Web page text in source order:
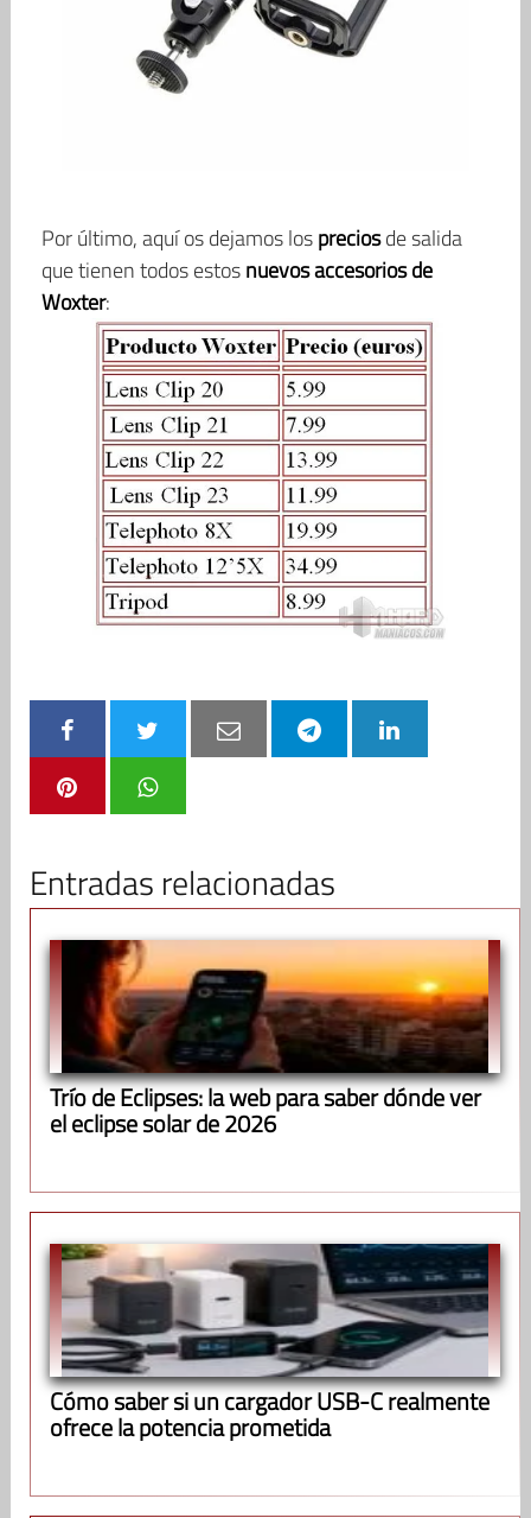
Por último, aquí os dejamos lospreciosde salida
que tienen todos estosnuevos accesorios de
Woxter:
Entradas relacionadas
Trío de Eclipses: la web para saber dónde ver
el eclipse solar de 2026
Cómo saber si un cargador USB-C realmente
ofrece la potencia prometida